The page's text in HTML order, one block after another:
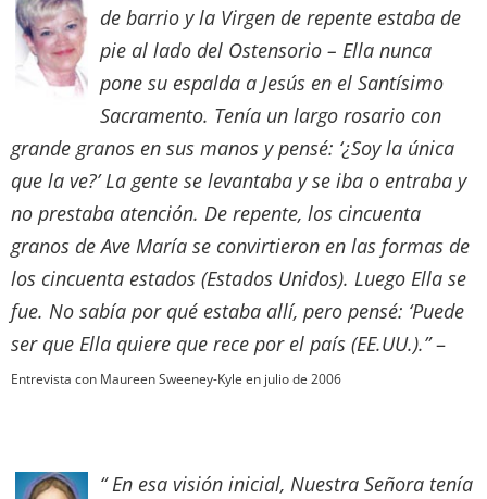
de barrio y la Virgen de repente estaba de
pie al lado del Ostensorio – Ella nunca
pone su espalda a Jesús en el Santísimo
Sacramento. Tenía un largo rosario con
grande granos en sus manos y pensé: ‘¿Soy la única
que la ve?’ La gente se levantaba y se iba o entraba y
no prestaba atención. De repente, los cincuenta
granos de Ave María se convirtieron en las formas de
los cincuenta estados (Estados Unidos). Luego Ella se
fue. No sabía por qué estaba allí, pero pensé: ‘Puede
ser que Ella quiere que rece por el país (EE.UU.).”–
Entrevista con Maureen Sweeney-Kyle en julio de 2006
“ En esa visión inicial, Nuestra Señora tenía